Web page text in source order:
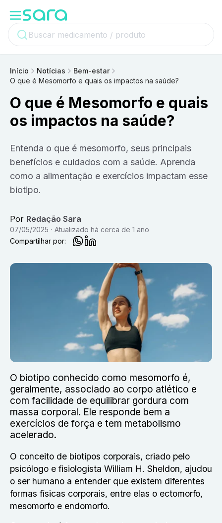
Início Notícias
Bem-estar
O que é Mesomorfo e quais os impactos na saúde?
O que é Mesomorfo e quais
os impactos na saúde?
Entenda o que é mesomorfo, seus principais
benefícios e cuidados com a saúde. Aprenda
como a alimentação e exercícios impactam esse
biotipo.
Por Redação Sara
07/05/2025 Atualizado há cerca de 1 ano
Compartilhar por:
O biotipo conhecido como mesomorfo é,
geralmente, associado ao corpo atlético e
com facilidade de equilibrar gordura com
massa corporal. Ele responde bem a
exercícios de força e tem metabolismo
acelerado.
O conceito de biotipos corporais, criado pelo
psicólogo e fisiologista William H. Sheldon, ajudou
o ser humano a entender que existem diferentes
formas físicas corporais, entre elas o ectomorfo,
mesomorfo e endomorfo.